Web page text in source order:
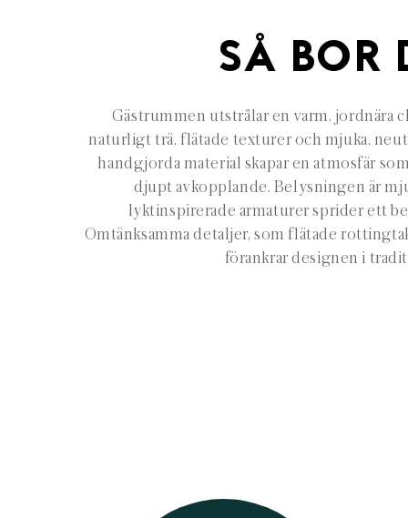
SÅ BOR
Gästrummen utstrålar en varm, jordnära
naturligt trä, flätade texturer och mjuka,
handgjorda material skapar en atmosfär
djupt avkopplande. Belysningen är
lyktinspirerade armaturer sprider ett
Omtänksamma detaljer, som flätade
förankrar designen i